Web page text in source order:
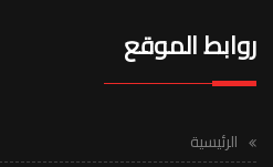
روابط الموقع
الرئيسية